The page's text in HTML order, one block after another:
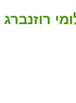
רוזנברג